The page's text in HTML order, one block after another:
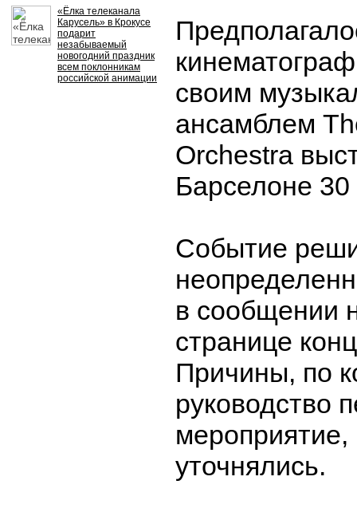
«Ёлка телеканала
Карусель» в Крокусе
подарит
незабываемый
новогодний праздник
всем поклонникам
российской анимации
своим
ансамблем
Orchestra
Барселоне
Событие
в сообщении
странице
Причины, по
руководство
мероприятие,
уточнялись.